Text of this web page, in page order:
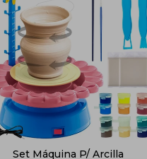
Set Máquina P/ Arcilla